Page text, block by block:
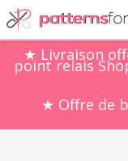
★ Livraison
point relais
★ Offre de